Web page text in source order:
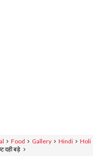
Food Gallery Hindi
Holi
दही बड़े